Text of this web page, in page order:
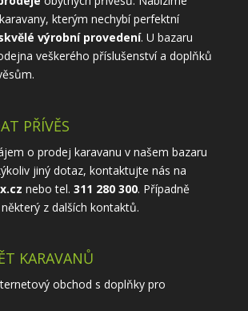
kterým nechybí perfektní
výrobní provedení. U bazaru
veškerého příslušenství a doplňků
PŘÍVĚS
o prodej karavanu v našem bazaru
jiný dotaz, kontaktujte nás na
nebo tel. 311 280 300. Případně
z dalších kontaktů.
KARAVANŮ
obchod s doplňky pro